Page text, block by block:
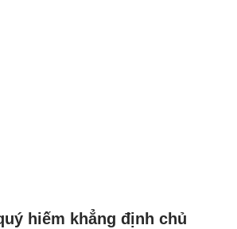
hiếm khẳng định chủ